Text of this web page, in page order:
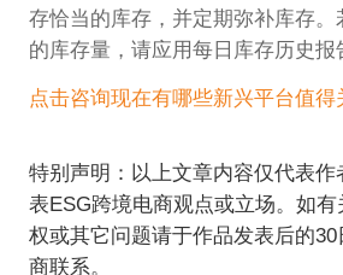
存恰当的库存，并定期弥补库存
的库存量，请应用每日库存历史报
点击咨询现在有哪些新兴平台值得
特别声明：以上文章内容仅代表
表ESG跨境电商观点或立场。如
权或其它问题请于作品发表后的
商联系。